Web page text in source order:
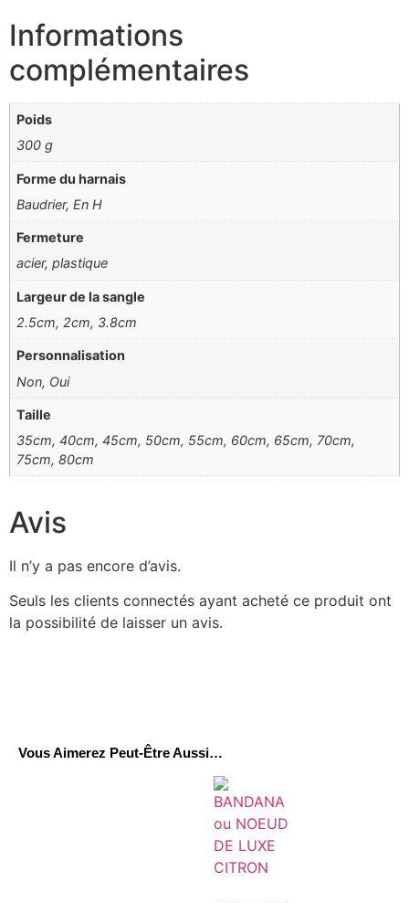
Informations
complémentaires
Poids
300 g
Forme du harnais
Baudrier, En H
Fermeture
acier, plastique
Largeur de la sangle
2.5cm, 2cm, 3.8cm
Personnalisation
Non, Oui
Taille
35cm, 40cm, 45cm, 50cm, 55cm, 60cm, 65cm, 70cm,
75cm, 80cm
Avis
Il n’y a pas encore d’avis.
Seuls les clients connectés ayant acheté ce produit ont
la possibilité de laisser un avis.
Vous Aimerez Peut-Être Aussi…